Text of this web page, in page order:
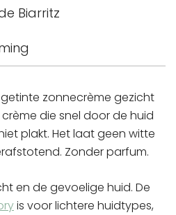
Biarritz
zonnecrème gezicht
crème die snel door de huid
plakt. Het laat geen witte
Zonder parfum.
en de gevoelige huid. De
is voor lichtere huidtypes,